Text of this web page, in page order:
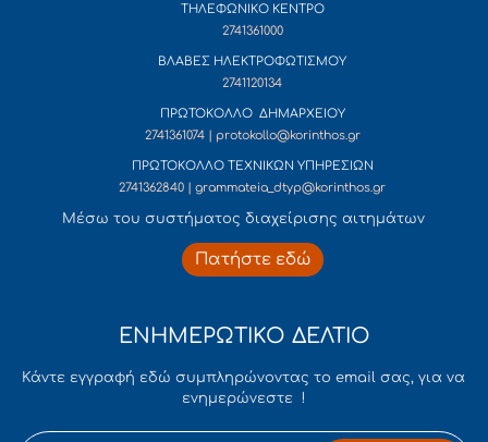
ΤΗΛΕΦΩΝΙΚΟ ΚΕΝΤΡΟ
2741361000
ΒΛΑΒΕΣ ΗΛΕΚΤΡΟΦΩΤΙΣΜΟΥ
2741120134
ΠΡΩΤΟΚΟΛΛΟ ΔΗΜΑΡΧΕΙΟΥ
2741361074 | protokollo@korinthos.gr
ΠΡΩΤΟΚΟΛΛΟ ΤΕΧΝΙΚΩΝ ΥΠΗΡΕΣΙΩΝ
2741362840 | grammateia_dtyp@korinthos.gr
Mέσω του συστήματος διαχείρισης αιτημάτων
Πατήστε εδώ
ΕΝΗΜΕΡΩΤΙΚΟ ΔΕΛΤΙΟ
Κάντε εγγραφή εδώ συμπληρώνοντας το email σας, για να
ενημερώνεστε !